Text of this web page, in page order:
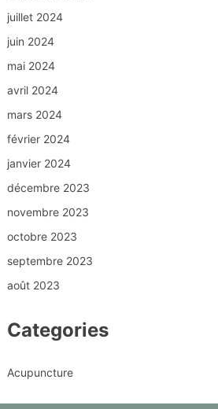
juillet 2024
juin 2024
mai 2024
avril 2024
mars 2024
février 2024
janvier 2024
décembre 2023
novembre 2023
octobre 2023
septembre 2023
août 2023
Categories
Acupuncture